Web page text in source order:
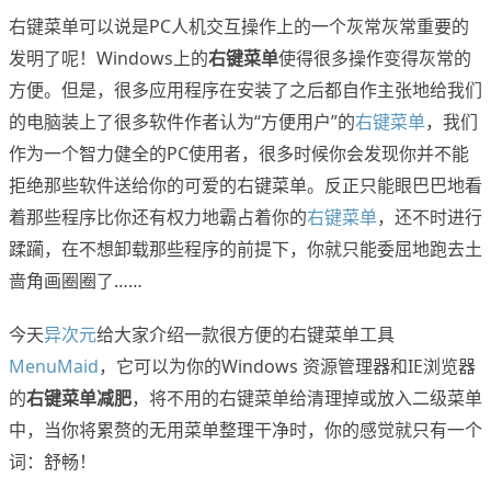
右键菜单可以说是PC人机交互操作上的一个灰常灰常重要的
发明了呢！Windows上的右键菜单使得很多操作变得灰常的
方便。但是，很多应用程序在安装了之后都自作主张地给我们
的电脑装上了很多软件作者认为“方便用户”的右键菜单，我们
作为一个智力健全的PC使用者，很多时候你会发现你并不能
拒绝那些软件送给你的可爱的右键菜单。反正只能眼巴巴地看
着那些程序比你还有权力地霸占着你的右键菜单，还不时进行
蹂躏，在不想卸载那些程序的前提下，你就只能委屈地跑去土
啬角画圈圈了……
今天异次元给大家介绍一款很方便的右键菜单工具
MenuMaid，它可以为你的Windows 资源管理器和IE浏览器
的右键菜单减肥，将不用的右键菜单给清理掉或放入二级菜单
中，当你将累赘的无用菜单整理干净时，你的感觉就只有一个
词：舒畅！